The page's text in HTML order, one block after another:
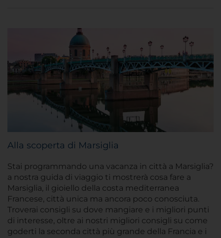
Alla scoperta di Marsiglia
Stai programmando una vacanza in città a Marsiglia?
a nostra guida di viaggio ti mostrerà cosa fare a
Marsiglia, il gioiello della costa mediterranea
Francese, città unica ma ancora poco conosciuta.
Troverai consigli su dove mangiare e i migliori punti
di interesse, oltre ai nostri migliori consigli su come
goderti la seconda città più grande della Francia e i